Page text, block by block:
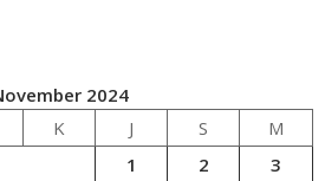
2024
K J S
M
1
2
3